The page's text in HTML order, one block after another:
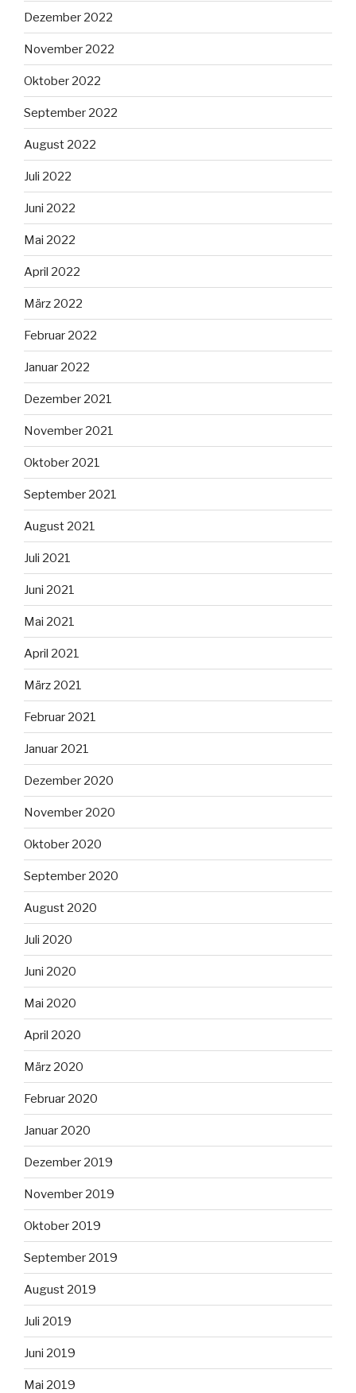
Dezember 2022
November 2022
Oktober 2022
September 2022
August 2022
Juli 2022
Juni 2022
Mai 2022
April 2022
März 2022
Februar 2022
Januar 2022
Dezember 2021
November 2021
Oktober 2021
September 2021
August 2021
Juli 2021
Juni 2021
Mai 2021
April 2021
März 2021
Februar 2021
Januar 2021
Dezember 2020
November 2020
Oktober 2020
September 2020
August 2020
Juli 2020
Juni 2020
Mai 2020
April 2020
März 2020
Februar 2020
Januar 2020
Dezember 2019
November 2019
Oktober 2019
September 2019
August 2019
Juli 2019
Juni 2019
Mai 2019